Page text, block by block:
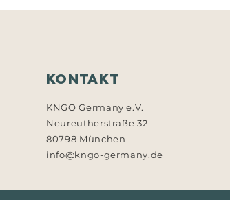
Kontakt
KNGO Germany e.V.
Neureutherstraße 32
80798 München
info@kngo-germany.de